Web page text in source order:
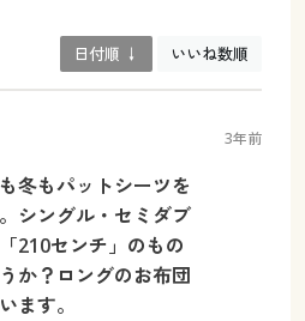
日付順 ↓ いいね数順
3年前
冬もパットシーツを
シングル・セミダブ
210センチ」のもの
か？ロングのお布団
ます。